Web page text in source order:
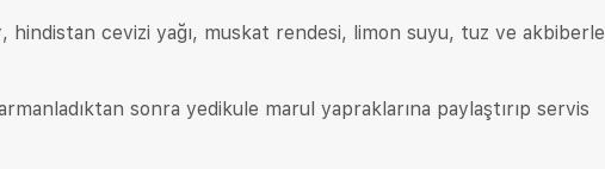
hindistan cevizi yağı, muskat rendesi, limon suyu, tuz ve akbiberle
sonra yedikule marul yapraklarına paylaştırıp servis